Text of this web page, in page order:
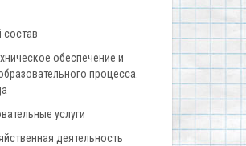
состав
обеспечение и
процесса.
услуги
деятельность